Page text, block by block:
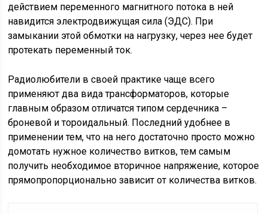
действием переменного магнитного потока в ней
навидится электродвижущая сила (ЭДС). При
замыкании этой обмотки на нагрузку, через нее будет
протекать переменный ток.
Радиолюбители в своей практике чаще всего
применяют два вида трансформаторов, которые
главным образом отличатся типом сердечника –
броневой и тороидальный. Последний удобнее в
применении тем, что на него достаточно просто можно
домотать нужное количество витков, тем самым
получить необходимое вторичное напряжение, которое
прямопропорционально зависит от количества витков.